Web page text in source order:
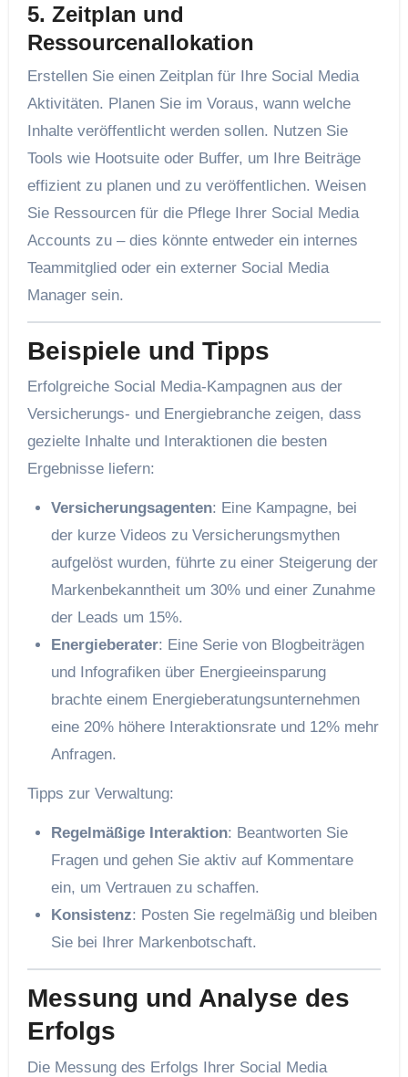
5. Zeitplan und
Ressourcenallokation
Erstellen Sie einen Zeitplan für Ihre Social Media
Aktivitäten. Planen Sie im Voraus, wann welche
Inhalte veröffentlicht werden sollen. Nutzen Sie
Tools wie Hootsuite oder Buffer, um Ihre Beiträge
effizient zu planen und zu veröffentlichen. Weisen
Sie Ressourcen für die Pflege Ihrer Social Media
Accounts zu – dies könnte entweder ein internes
Teammitglied oder ein externer Social Media
Manager sein.
Beispiele und Tipps
Erfolgreiche Social Media-Kampagnen aus der
Versicherungs- und Energiebranche zeigen, dass
gezielte Inhalte und Interaktionen die besten
Ergebnisse liefern:
Versicherungsagenten: Eine Kampagne, bei
der kurze Videos zu Versicherungsmythen
aufgelöst wurden, führte zu einer Steigerung der
Markenbekanntheit um 30% und einer Zunahme
der Leads um 15%.
Energieberater: Eine Serie von Blogbeiträgen
und Infografiken über Energieeinsparung
brachte einem Energieberatungsunternehmen
eine 20% höhere Interaktionsrate und 12% mehr
Anfragen.
Tipps zur Verwaltung:
Regelmäßige Interaktion: Beantworten Sie
Fragen und gehen Sie aktiv auf Kommentare
ein, um Vertrauen zu schaffen.
Konsistenz: Posten Sie regelmäßig und bleiben
Sie bei Ihrer Markenbotschaft.
Messung und Analyse des
Erfolgs
Die Messung des Erfolgs Ihrer Social Media